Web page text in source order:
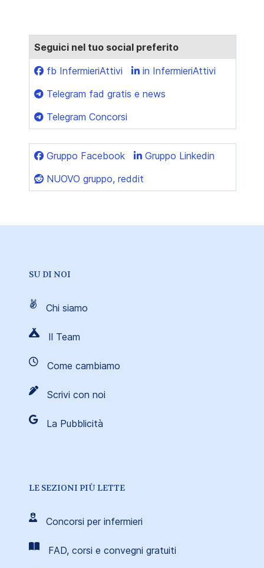
Seguici nel tuo social preferito
fb InfermieriAttivi
in InfermieriAttivi
Telegram fad gratis e news
Telegram Concorsi
Gruppo Facebook
Gruppo Linkedin
NUOVO gruppo, reddit
SU DI NOI
Chi siamo
Il Team
Come cambiamo
Scrivi con noi
La Pubblicità
LE SEZIONI PIÙ LETTE
Concorsi per infermieri
FAD, corsi e convegni gratuiti